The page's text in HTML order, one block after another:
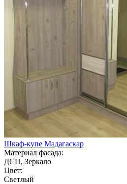
Шкаф-купе Мадагаскар
Материал фасада:
ДСП, Зеркало
Цвет:
Светлый